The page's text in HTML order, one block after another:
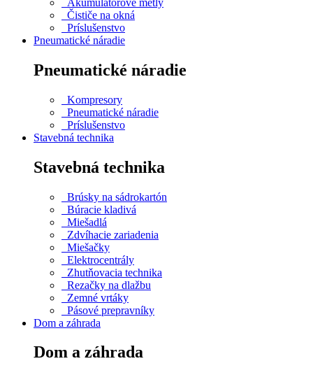
Čističe na okná
Príslušenstvo
Pneumatické náradie
Pneumatické náradie
Kompresory
Pneumatické náradie
Príslušenstvo
Stavebná technika
Stavebná technika
Brúsky na sádrokartón
Búracie kladivá
Miešadlá
Zdvíhacie zariadenia
Miešačky
Elektrocentrály
Zhutňovacia technika
Rezačky na dlažbu
Zemné vrtáky
Pásové prepravníky
Dom a záhrada
Dom a záhrada